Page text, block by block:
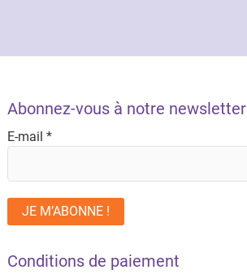
Abonnez-vous à notre newsletter
E-mail *
Conditions de paiement